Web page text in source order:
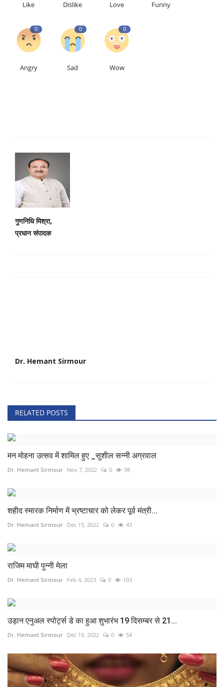
Like Dislike Love Funny
0
Angry
0
Sad
0
Wow
गुणनिधि मिश्रा,
प्रधान संपादक
Dr. Hemant Sirmour
RELATED POSTS
मन मोहना उत्सव में शामिल हुए _सुशील सन्नी अग्रवाल
Dr. Hemant Sirmour Nov 7, 2022 0 98
शहीद स्मारक निर्माण में भ्रष्टाचार को लेकर पूर्व मंत्री...
Dr. Hemant Sirmour Dec 15, 2022 0 43
राजिम माघी पुन्नी मेला
Dr. Hemant Sirmour Feb 4, 2023 0 103
उड़ान एनुअल स्पोर्ट्स डे का हुआ शुभारंभ 19 दिसम्बर से 21...
Dr. Hemant Sirmour Dec 19, 2022 0 54